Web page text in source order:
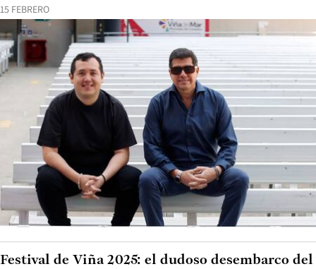
15 FEBRERO
Festival de Viña 2025: el dudoso desembarco del